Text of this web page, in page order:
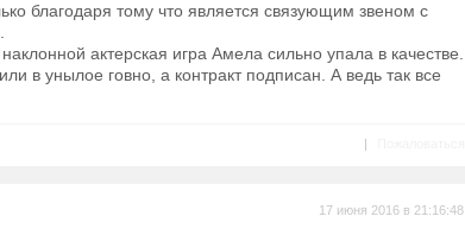
благодаря тому что является связующим звеном с
актерская игра Амела сильно упала в качестве.
в унылое говно, а контракт подписан. А ведь так все
|
17 июня 2016 в 21:16:48